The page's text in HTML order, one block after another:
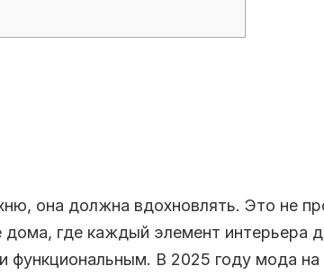
она должна вдохновлять. Это не
дома, где каждый элемент интерьера
функциональным. В 2025 году мода на